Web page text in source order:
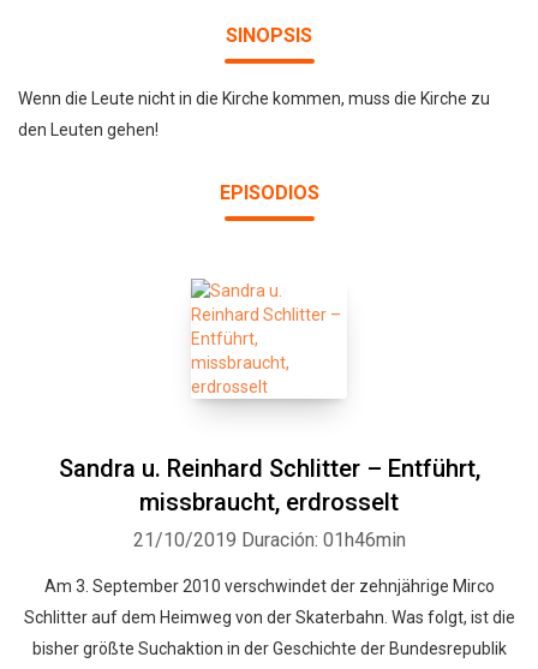
SINOPSIS
Wenn die Leute nicht in die Kirche kommen, muss die Kirche zu
den Leuten gehen!
EPISODIOS
Sandra u. Reinhard Schlitter – Entführt,
missbraucht, erdrosselt
21/10/2019 Duración: 01h46min
Am 3. September 2010 verschwindet der zehnjährige Mirco
Schlitter auf dem Heimweg von der Skaterbahn. Was folgt, ist die
bisher größte Suchaktion in der Geschichte der Bundesrepublik